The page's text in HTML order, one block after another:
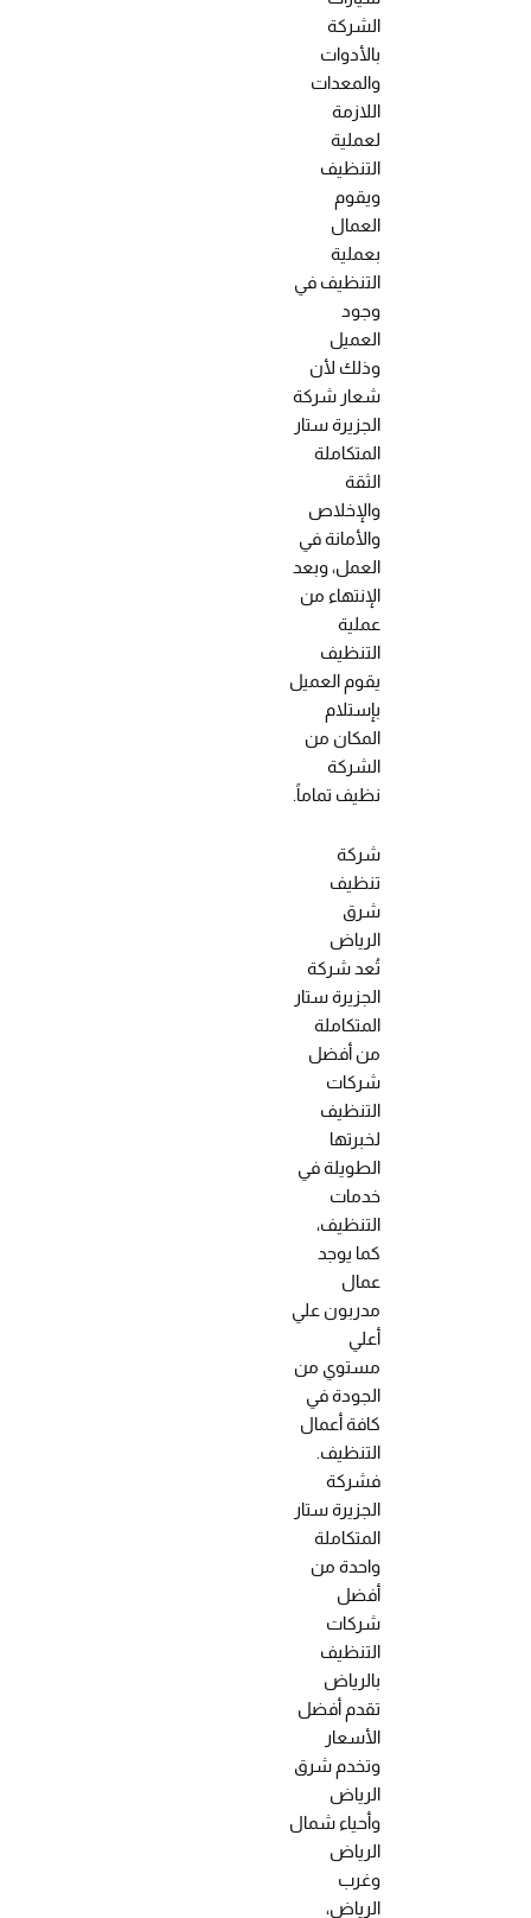
الشركة
بالأدوات
والمعدات
اللازمة
لعملية
التنظيف
ويقوم
العمال
بعملية
التنظيف في
وجود
العميل
وذلك لأن
شعار شركة
الجزيرة ستار
المتكاملة
الثقة
والإخلاص
والأمانة في
العمل، وبعد
الإنتهاء من
عملية
التنظيف
يقوم العميل
بإستلام
المكان من
الشركة
نظيف تماماً.
شركة
تنظيف
شرق
الرياض
تُعد شركة
الجزيرة ستار
المتكاملة
من أفضل
شركات
التنظيف
لخبرتها
الطويلة في
خدمات
التنظيف،
كما يوجد
عمال
مدربون علي
أعلي
مستوي من
الجودة في
كافة أعمال
التنظيف.
فشركة
الجزيرة ستار
المتكاملة
واحدة من
أفضل
شركات
التنظيف
بالرياض
تقدم أفضل
الأسعار
وتخدم شرق
الرياض
وأحياء شمال
الرياض
وغرب
الرياض،